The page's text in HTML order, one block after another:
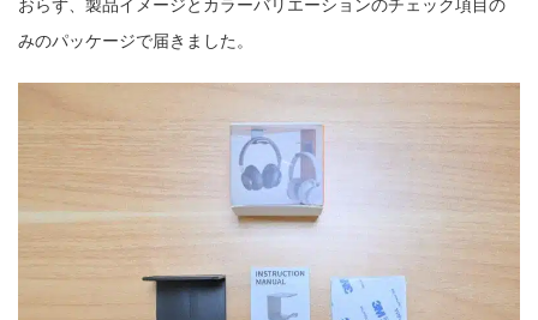
おらず、製品イメージとカラーバリエーションのチェック項目の
みのパッケージで届きました。